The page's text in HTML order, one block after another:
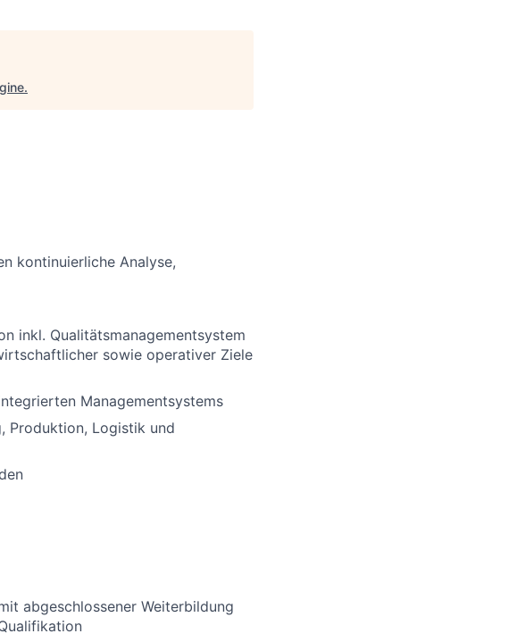
.
kontinuierliche Analyse,
inkl. Qualitätsmanagementsystem
sowie operativer Ziele
Managementsystems
Produktion, Logistik und
abgeschlossener Weiterbildung